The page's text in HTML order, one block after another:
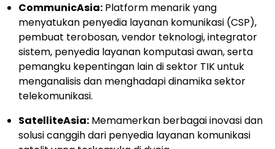
CommunicAsia: Platform menarik yang
menyatukan penyedia layanan komunikasi (CSP),
pembuat terobosan, vendor teknologi, integrator
sistem, penyedia layanan komputasi awan, serta
pemangku kepentingan lain di sektor TIK untuk
menganalisis dan menghadapi dinamika sektor
telekomunikasi.
SatelliteAsia: Memamerkan berbagai inovasi dan
solusi canggih dari penyedia layanan komunikasi